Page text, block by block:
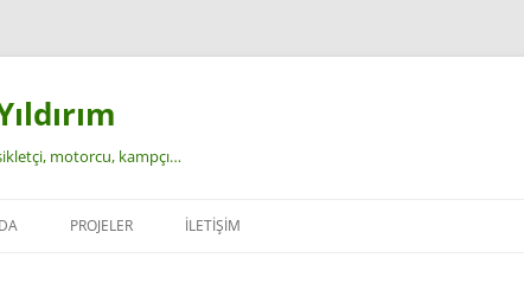
motorcu, kampçı…
PROJELER İLETIŞIM